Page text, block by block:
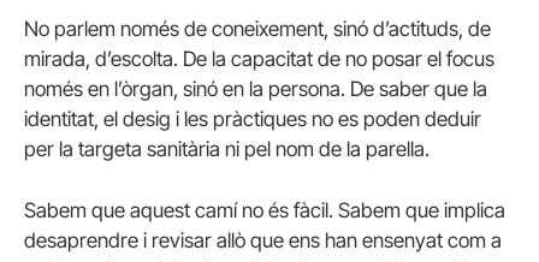
No parlem només de coneixement, sinó d’actituds, de
mirada, d’escolta. De la capacitat de no posar el focus
només en l’òrgan, sinó en la persona. De saber que la
identitat, el desig i les pràctiques no es poden deduir
per la targeta sanitària ni pel nom de la parella.
Sabem que aquest camí no és fàcil. Sabem que implica
desaprendre i revisar allò que ens han ensenyat com a